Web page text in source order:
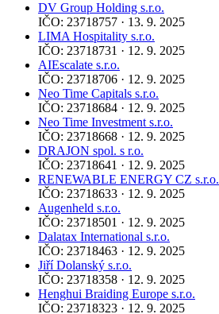
DV Group Holding s.r.o.
IČO: 23718757 · 13. 9. 2025
LIMA Hospitality s.r.o.
IČO: 23718731 · 12. 9. 2025
AIEscalate s.r.o.
IČO: 23718706 · 12. 9. 2025
Neo Time Capitals s.r.o.
IČO: 23718684 · 12. 9. 2025
Neo Time Investment s.r.o.
IČO: 23718668 · 12. 9. 2025
DRAJON spol. s r.o.
IČO: 23718641 · 12. 9. 2025
RENEWABLE ENERGY CZ s.r.o.
IČO: 23718633 · 12. 9. 2025
Augenheld s.r.o.
IČO: 23718501 · 12. 9. 2025
Dalatax International s.r.o.
IČO: 23718463 · 12. 9. 2025
Jiří Dolanský s.r.o.
IČO: 23718358 · 12. 9. 2025
Henghui Braiding Europe s.r.o.
IČO: 23718323 · 12. 9. 2025